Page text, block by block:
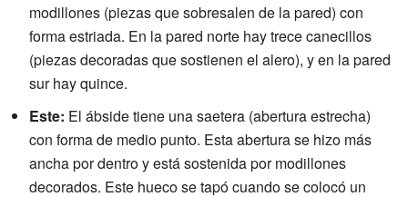
modillones (piezas que sobresalen de la pared) con
forma estriada. En la pared norte hay trece canecillos
(piezas decoradas que sostienen el alero), y en la pared
sur hay quince.
Este: El ábside tiene una saetera (abertura estrecha)
con forma de medio punto. Esta abertura se hizo más
ancha por dentro y está sostenida por modillones
decorados. Este hueco se tapó cuando se colocó un